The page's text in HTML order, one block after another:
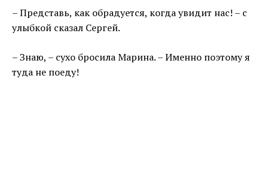
– Представь, как обрадуется, когда увидит нас! – с
улыбкой сказал Сергей.
– Знаю, – сухо бросила Марина. – Именно поэтому я
туда не поеду!